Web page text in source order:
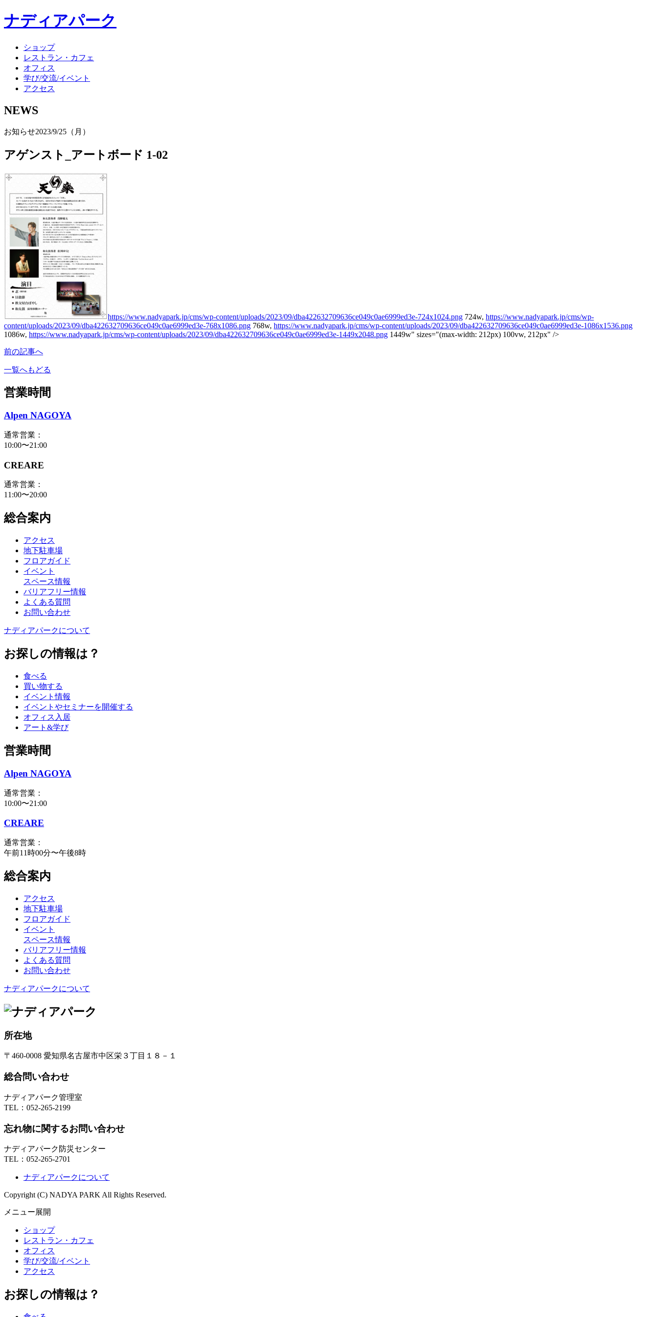
ナディアパーク
ショップ
レストラン・カフェ
オフィス
学び/交流/イベント
アクセス
NEWS
お知らせ2023/9/25（月）
アゲンスト_アートボード 1-02
https://www.nadyapark.jp/cms/wp-content/uploads/2023/09/dba422632709636ce049c0ae6999ed3e-724x1024.png 724w, https://www.nadyapark.jp/cms/wp-
content/uploads/2023/09/dba422632709636ce049c0ae6999ed3e-768x1086.png 768w, https://www.nadyapark.jp/cms/wp-content/uploads/2023/09/dba422632709636ce049c0ae6999ed3e-1086x1536.png
1086w, https://www.nadyapark.jp/cms/wp-content/uploads/2023/09/dba422632709636ce049c0ae6999ed3e-1449x2048.png 1449w" sizes="(max-width: 212px) 100vw, 212px" />
前の記事へ
一覧へもどる
営業時間
Alpen NAGOYA
通常営業：
10:00〜21:00
CREARE
通常営業：
11:00〜20:00
総合案内
アクセス
地下駐車場
フロアガイド
イベント
スペース情報
バリアフリー情報
よくある質問
お問い合わせ
ナディアパークについて
お探しの情報は？
食べる
買い物する
イベント情報
イベントやセミナーを開催する
オフィス入居
アート&学び
営業時間
Alpen NAGOYA
通常営業：
10:00〜21:00
CREARE
通常営業：
午前11時00分〜午後8時
総合案内
アクセス
地下駐車場
フロアガイド
イベント
スペース情報
バリアフリー情報
よくある質問
お問い合わせ
ナディアパークについて
所在地
〒460-0008 愛知県名古屋市中区栄３丁目１８－１
総合問い合わせ
ナディアパーク管理室
TEL： 052-265-2199
忘れ物に関するお問い合わせ
ナディアパーク防災センター
TEL： 052-265-2701
ナディアパークについて
Copyright (C) NADYA PARK All Rights Reserved.
メニュー展開
ショップ
レストラン・カフェ
オフィス
学び/交流/イベント
アクセス
お探しの情報は？